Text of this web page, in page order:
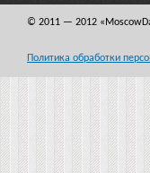
© 2011 — 2012
Политика обработки